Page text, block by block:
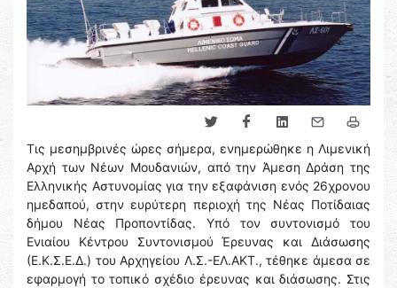
Τις μεσημβρινές ώρες σήμερα, ενημερώθηκε η Λιμενική
Αρχή των Νέων Μουδανιών, από την Άμεση Δράση της
Ελληνικής Αστυνομίας για την εξαφάνιση ενός 26χρονου
ημεδαπού, στην ευρύτερη περιοχή της Νέας Ποτίδαιας
δήμου Νέας Προποντίδας. Υπό τον συντονισμό του
Ενιαίου Κέντρου Συντονισμού Έρευνας και Διάσωσης
(Ε.Κ.Σ.Ε.Δ.) του Αρχηγείου Λ.Σ.-ΕΛ.ΑΚΤ., τέθηκε άμεσα σε
εφαρμογή το τοπικό σχέδιο έρευνας και διάσωσης. Στις